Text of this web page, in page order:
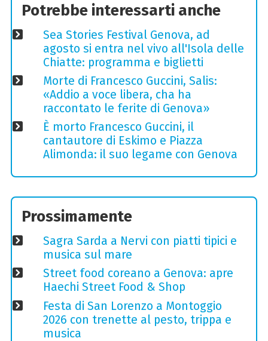
Potrebbe interessarti anche
Sea Stories Festival Genova, ad
agosto si entra nel vivo all'Isola delle
Chiatte: programma e biglietti
Morte di Francesco Guccini, Salis:
«Addio a voce libera, cha ha
raccontato le ferite di Genova»
È morto Francesco Guccini, il
cantautore di Eskimo e Piazza
Alimonda: il suo legame con Genova
Prossimamente
Sagra Sarda a Nervi con piatti tipici e
musica sul mare
Street food coreano a Genova: apre
Haechi Street Food & Shop
Festa di San Lorenzo a Montoggio
2026 con trenette al pesto, trippa e
musica